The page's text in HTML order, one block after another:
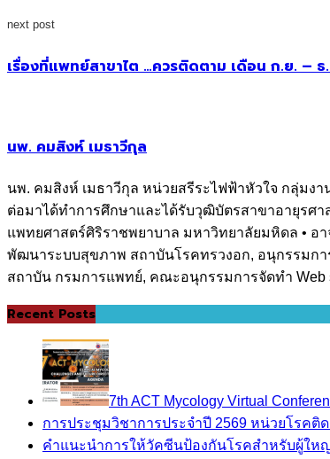
next post
เรื่องที่แพทย์สาขาไต …ควรติดตาม เดือน ก.ย. – ธ
นพ. คมสิงห์ เมธาวีกุล
นพ. คมสิงห์ เมธาวีกุล หน่วยสรีระไฟฟ้าหัวใจ กลุ่ม
ต่อมาได้ทำการศึกษาและได้รับวุฒิบัตรสาขาอายุรศ
แพทยศาสตร์ศิริราชพยาบาล มหาวิทยาลัยมหิดล •
พัฒนาระบบสุขภาพ สถาบันโรคทรวงอก, อนุกรรมก
สถาบัน กรมการแพทย์, คณะอนุกรรมการจัดทำ
Recent Posts
7th ACT Mycology Virtual
การประชุมวิชาการประจำปี 2569 หน่วยโรค
คำแนะนำการให้วัคซีนป้องกันโรคสำหรับผู้ให